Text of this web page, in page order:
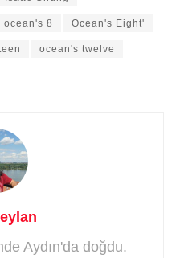
ocean's 8 Ocean's Eight'
ocean's twelve
Aydın'da doğdu.